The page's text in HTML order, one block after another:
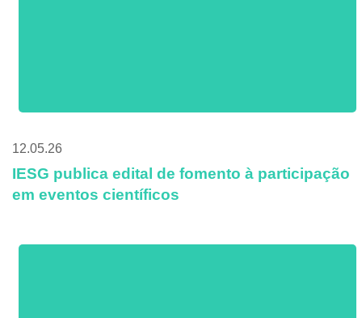
12.05.26
IESG publica edital de fomento à participação
em eventos científicos